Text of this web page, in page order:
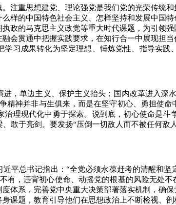
重思想建党、理论强党是我们党的光荣传统
样的中国特色社会主义、怎样坚持和发展中国
政的马克思主义政党等重大时代课题，为引领
会贯通中把握实践要求，在知行合一中展现担
习成果转化为坚定理想、锤炼党性、指导实
单边主义、保护主义抬头；国内改革进入深
精神并非与生俱来，而是在坚守初心、勇担使
治理现代化中勇于探索。说到底，初心使命是
敢于亮剑。要发扬“压倒一切敌人而不被任何
总书记指出：“全党必须永葆赶考的清醒和坚
有，违背初心使命、动摇党的根基的风险无处
体系，完善党中央重大决策部署落实机制，确
课题，教育引导他们在思想政治上不断检视、